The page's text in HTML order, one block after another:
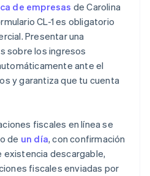
de empresas de Carolina
CL-1 es obligatorio
Presentar una
sobre los ingresos
ante el
y garantiza que tu cuenta
fiscales en línea se
de un día, con confirmación
descargable,
fiscales enviadas por